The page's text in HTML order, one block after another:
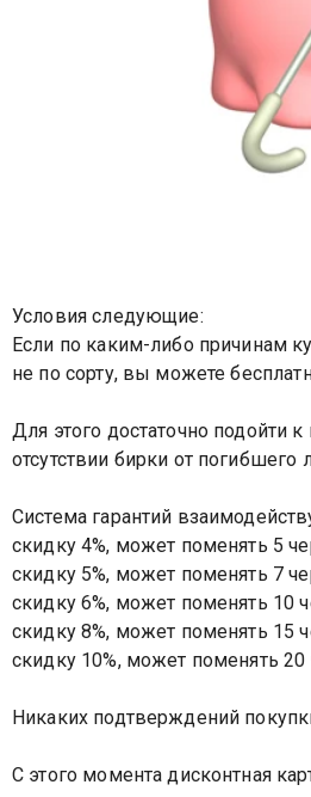
Условия следующие:
Если по каким-либо причинам
не по сорту, вы можете
Для этого достаточно подойти
отсутствии бирки от
Система гарантий
скидку 4%, может поменять 5
скидку 5%, может поменять 7
скидку 6%, может поменять 10
скидку 8%, может поменять 15
скидку 10%, может поменять 20
Никаких подтверждений
С этого момента дисконтная